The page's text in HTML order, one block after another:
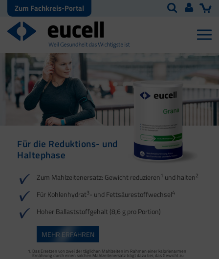
Zum Fachkreis-Portal
Für die Reduktions- und
Haltephase
Zum Mahlzeitenersatz: Gewicht reduzieren1 und halten2
Für Kohlenhydrat3- und Fettsäurestoffwechsel4
Hoher Ballaststoffgehalt (8,6 g pro Portion)
MEHR ERFAHREN
Das Ersetzen von zwei der täglichen Mahlzeiten im Rahmen einer kalorienarmen
Ernährung durch einen solchen Mahlzeitenersatz trägt dazu bei, das Gewicht zu
Für die Reduktions- und
Haltephase
1 2
3
4